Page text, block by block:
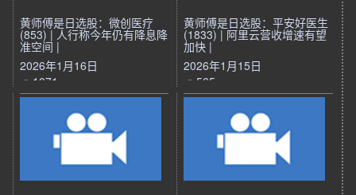
黄师傅是日选股：微创医疗
(853) | 人行称今年仍有降息降
准空间 |
2026年1月16日
1071
黄师傅是日选股：平安好医生
(1833) | 阿里云营收增速有望
加快 |
2026年1月15日
565